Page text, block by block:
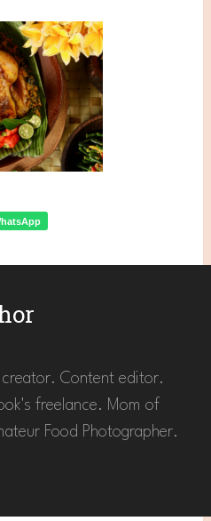
Content editor.
freelance. Mom of
Food Photographer.